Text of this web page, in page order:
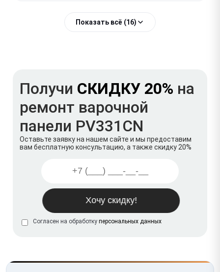
Показать всё (16)
Получи СКИДКУ 20% на
ремонт варочной
панели PV331CN
Оставьте заявку на нашем сайте и мы предоставим
вам бесплатную консультацию, а также скидку 20%
Согласен на обработку персональных данных